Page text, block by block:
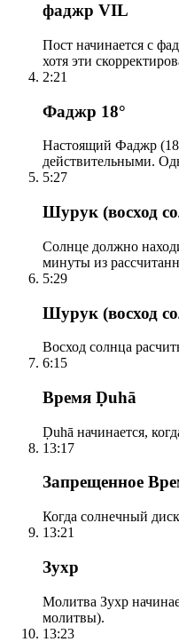
фаджр VIL
Пост начинается с
хотя эти
2:21
Фаджр 18°
Настоящий Фаджр
действительными.
5:27
Шурук (восход
Солнце должно
минуты из
5:29
Шурук (восход
Восход солнца
6:15
Время Ḍuhā
Ḍuhā начинается,
13:17
Запрещенное
Когда солнечный
13:21
Зухр
Молитва Зухр
молитвы).
13:23